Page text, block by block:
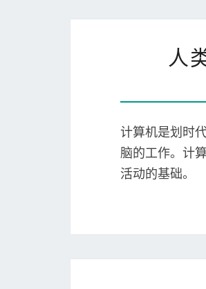
人
计算机是划时
脑的工作。计
活动的基础。